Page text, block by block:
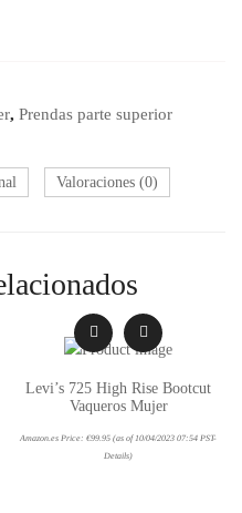
, Prendas parte superior
Valoraciones (0)
Levi’s 725 High Rise Bootcut
Vaqueros Mujer
Amazon.es Price: €99.95 (as of 10/04/2023 07:54 PST-
Details)